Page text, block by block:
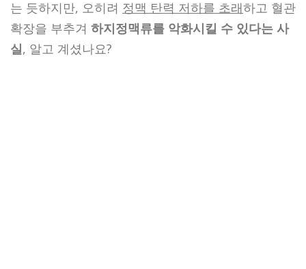
는 듯하지만, 오히려 정맥 탄력 저하를 초래하고 혈관
확장을 부추겨 하지정맥류를 악화시킬 수 있다는 사
실, 알고 계셨나요?